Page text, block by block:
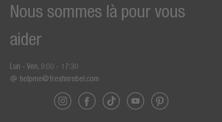
Nous sommes là pour vous
aider
Lun - Ven, 9:00 - 17:30
helpme@freshnrebel.com